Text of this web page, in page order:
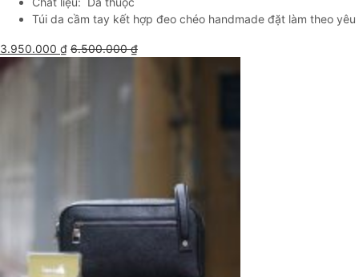
Túi da cầm tay kết hợp đeo chéo handmade đặt làm theo
3.950.000 ₫ 6.500.000₫